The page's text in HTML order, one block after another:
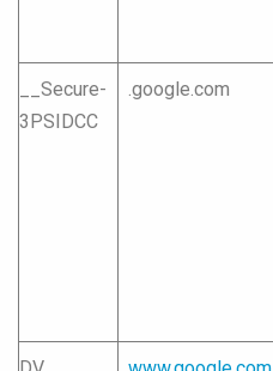
__Secure-
3PSIDCC
.google.com